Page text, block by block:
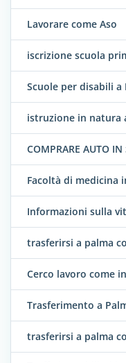
Lavorare come Aso
iscrizione scuola
Scuole per disabili a
istruzione in natura
COMPRARE AUTO IN
Facoltà di medicina
Informazioni sulla
trasferirsi a palma
Cerco lavoro come
Trasferimento a
trasferirsi a palma